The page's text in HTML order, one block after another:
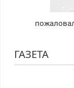
ГАЗЕТА